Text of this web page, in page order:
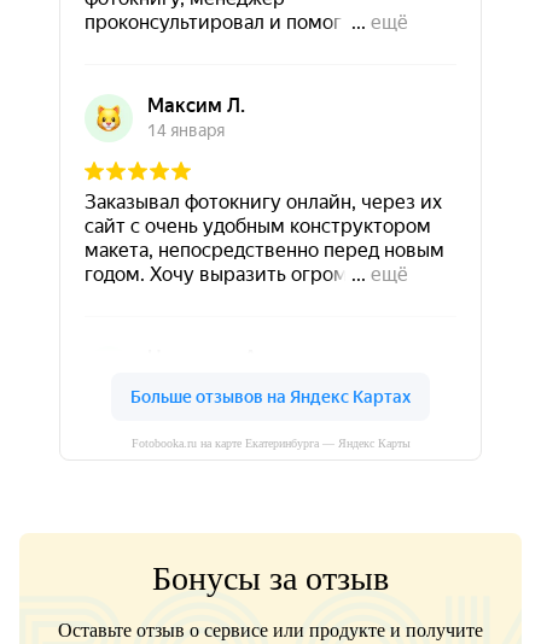
Fotobooka.ru на карте Екатеринбурга — Яндекс Карты
Бонусы за отзыв
Оставьте отзыв о сервисе или продукте и получите